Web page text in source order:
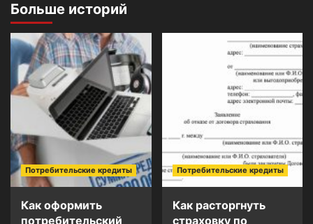
Больше историй
Потребительские кредиты
Как оформить
потребительский
Потребительские кредиты
Как расторгнуть
страховку по